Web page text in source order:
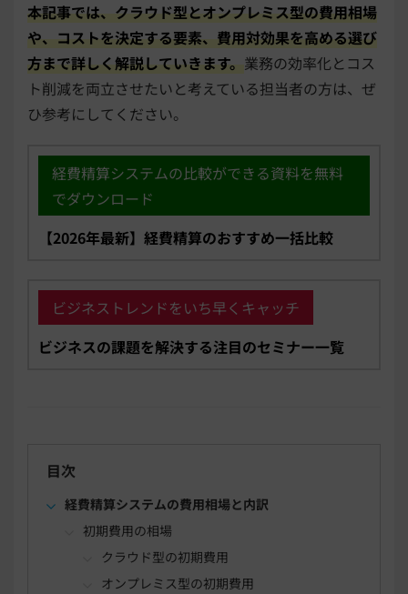
本記事では、クラウド型とオンプレミス型の費用相場
や、コストを決定する要素、費用対効果を高める選び
方まで詳しく解説していきます。 業務の効率化とコス
ト削減を両立させたいと考えている担当者の方は、ぜ
ひ参考にしてください。
経費精算システムの比較ができる資料を無料
でダウンロード
【2026年最新】経費精算のおすすめ一括比較
ビジネストレンドをいち早くキャッチ
ビジネスの課題を解決する注目のセミナー一覧
目次
経費精算システムの費用相場と内訳
初期費用の相場
クラウド型の初期費用
オンプレミス型の初期費用